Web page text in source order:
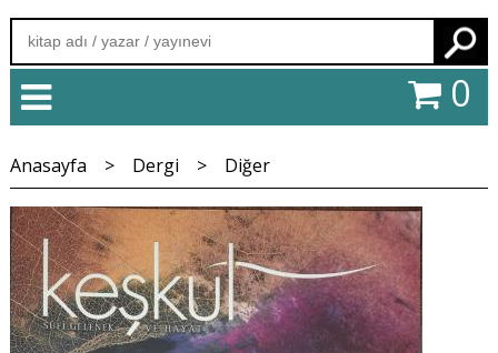
0
Anasayfa > Dergi > Diğer